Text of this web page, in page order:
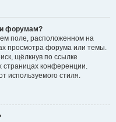
форумам?
поле, расположенном на
просмотра форума или темы.
щёлкнув по ссылке
страницах конференции.
используемого стиля.